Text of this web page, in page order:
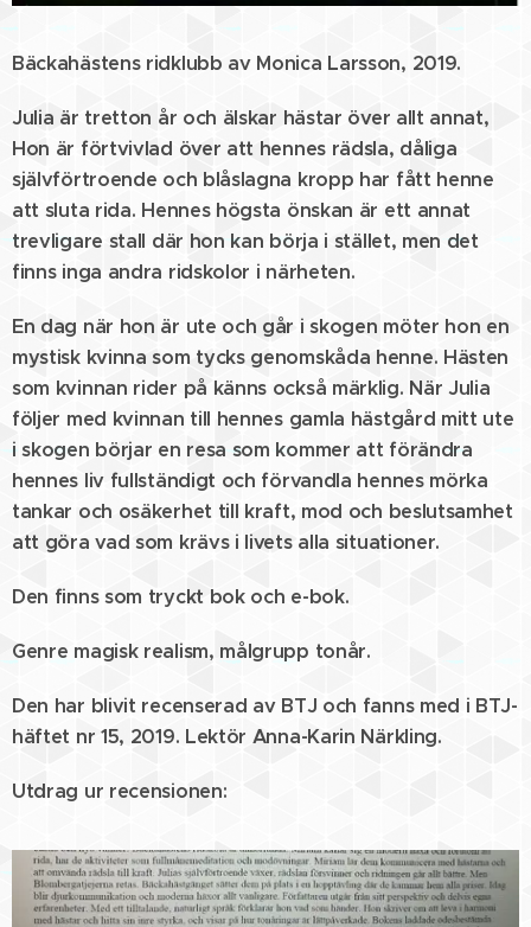
Bäckahästens ridklubb av Monica Larsson, 2019.
Julia är tretton år och älskar hästar över allt annat,
Hon är förtvivlad över att hennes rädsla, dåliga
självförtroende och blåslagna kropp har fått henne
att sluta rida. Hennes högsta önskan är ett annat
trevligare stall där hon kan börja i stället, men det
finns inga andra ridskolor i närheten.
En dag när hon är ute och går i skogen möter hon en
mystisk kvinna som tycks genomskåda henne. Hästen
som kvinnan rider på känns också märklig. När Julia
följer med kvinnan till hennes gamla hästgård mitt ute
i skogen börjar en resa som kommer att förändra
hennes liv fullständigt och förvandla hennes mörka
tankar och osäkerhet till kraft, mod och beslutsamhet
att göra vad som krävs i livets alla situationer.
Den finns som tryckt bok och e-bok.
Genre magisk realism, målgrupp tonår.
Den har blivit recenserad av BTJ och fanns med i BTJ-
häftet nr 15, 2019. Lektör Anna-Karin Närkling.
Utdrag ur recensionen: